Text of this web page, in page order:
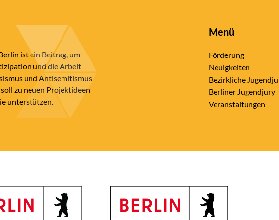
ist ein Beitrag, um
und die Arbeit
und Antisemitismus
zu neuen Projektideen
unterstützen.
Menü
Förderung
Neuigkeiten
Bezirkliche
Berliner Jugendjury
Veranstaltungen